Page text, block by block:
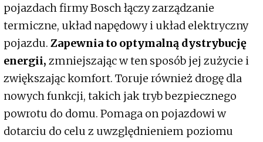
pojazdach firmy Bosch łączy zarządzanie
termiczne, układ napędowy i układ elektryczny
pojazdu. Zapewnia to optymalną dystrybucję
energii, zmniejszając w ten sposób jej zużycie i
zwiększając komfort. Toruje również drogę dla
nowych funkcji, takich jak tryb bezpiecznego
powrotu do domu. Pomaga on pojazdowi w
dotarciu do celu z uwzględnieniem poziomu